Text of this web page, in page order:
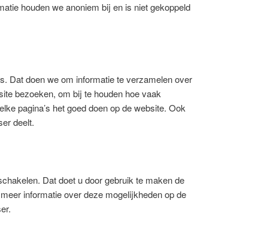
houden we anoniem bij en is niet gekoppeld
Dat doen we om informatie te verzamelen over
bezoeken, om bij te houden hoe vaak
pagina’s het goed doen op de website. Ook
deelt.
Dat doet u door gebruik te maken de
informatie over deze mogelijkheden op de